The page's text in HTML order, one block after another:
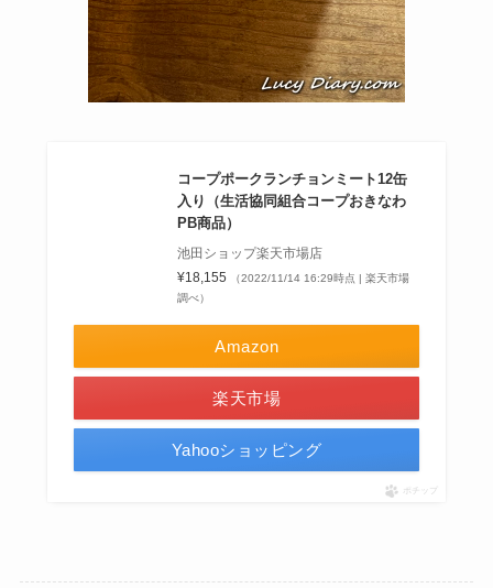
コープポークランチョンミート12缶
入り（生活協同組合コープおきなわ
PB商品）
池田ショップ楽天市場店
¥18,155
（2022/11/14 16:29時点 | 楽天市場
調べ）
Amazon
楽天市場
Yahooショッピング
ポチップ